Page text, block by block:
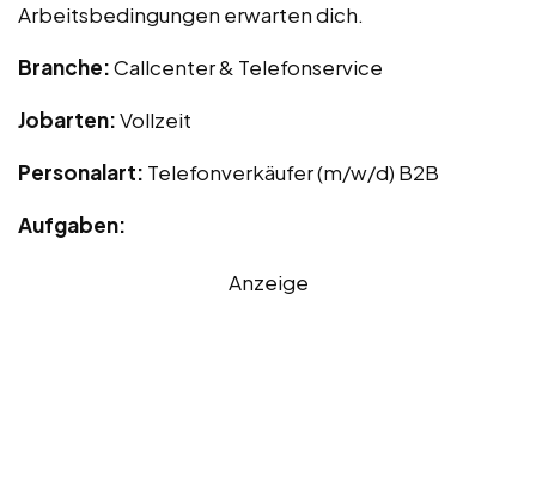
Arbeitsbedingungen erwarten dich.
Branche:Callcenter & Telefonservice
Jobarten:Vollzeit
Personalart: Telefonverkäufer (m/w/d) B2B
Aufgaben:
Anzeige